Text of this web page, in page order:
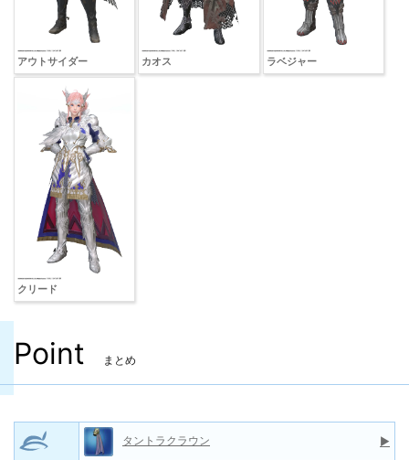
アウトサイダー カオス ラベジャー
クリード
Point まとめ
タントラクラウン ▶